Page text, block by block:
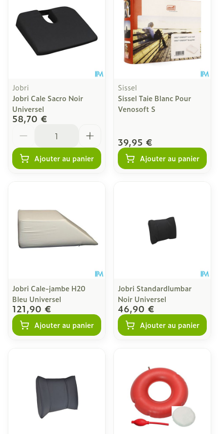
Jobri
Jobri Cale Sacro Noir
Universel
58,70 €
Ajouter au panier
Sissel
Sissel Taie Blanc Pour
Venosoft S
39,95 €
Ajouter au panier
Jobri Cale-jambe H20
Bleu Universel
121,90 €
Ajouter au panier
Jobri Standardlumbar
Noir Universel
46,90 €
Ajouter au panier